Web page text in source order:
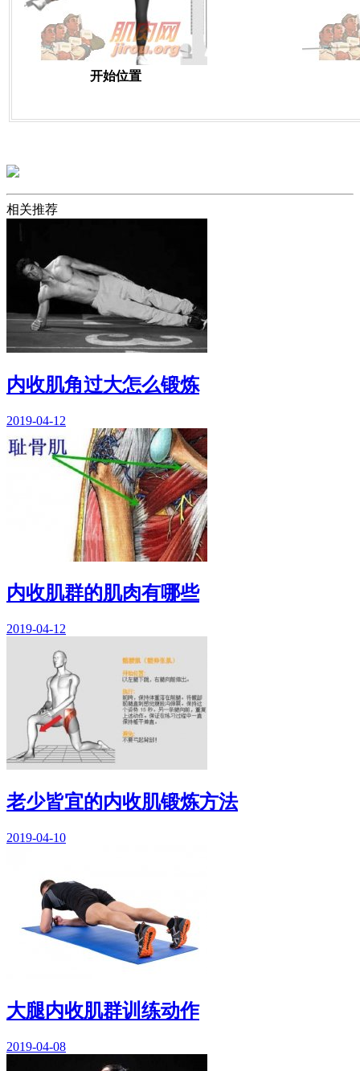
开始位置
相关推荐
内收肌角过大怎么锻炼
2019-04-12
内收肌群的肌肉有哪些
2019-04-12
老少皆宜的内收肌锻炼方法
2019-04-10
大腿内收肌群训练动作
2019-04-08